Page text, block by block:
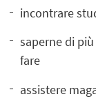
incontrare
saperne di
fare
assistere